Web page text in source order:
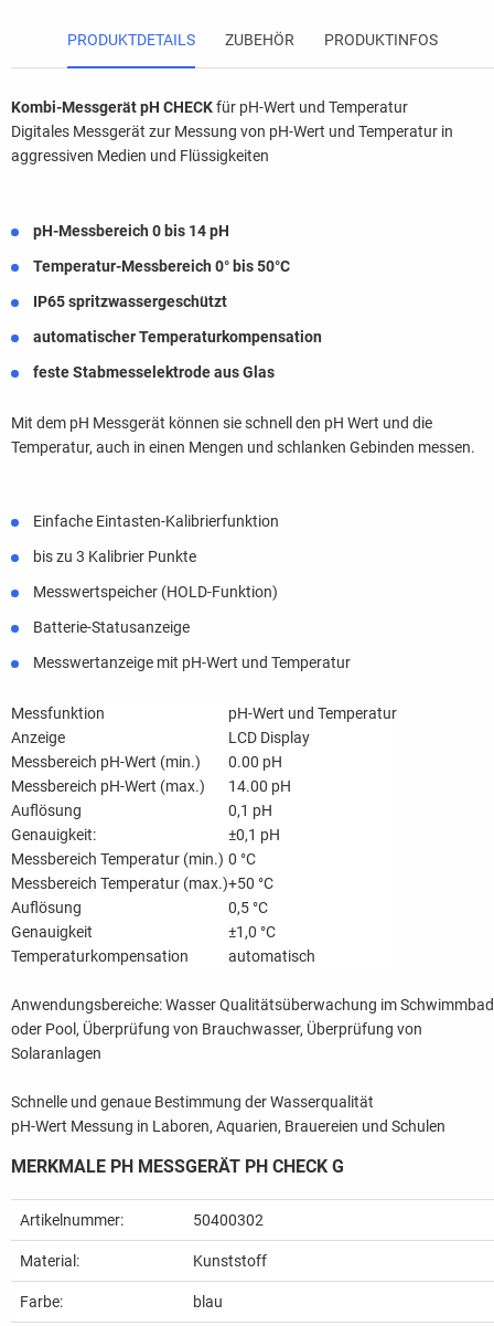
PRODUKTDETAILS ZUBEHÖR PRODUKTINFOS
Kombi-Messgerät pH CHECKfür pH-Wert und Temperatur
Digitales Messgerät zur Messung von pH-Wert und Temperatur in
aggressiven Medien und Flüssigkeiten
pH-Messbereich 0 bis 14 pH
Temperatur-Messbereich 0° bis 50°C
IP65 spritzwassergeschützt
automatischer Temperaturkompensation
feste Stabmesselektrode aus Glas
Mit dem pH Messgerät können sie schnell den pH Wert und die
Temperatur, auch in einen Mengen und schlanken Gebinden messen.
Einfache Eintasten-Kalibrierfunktion
bis zu 3 Kalibrier Punkte
Messwertspeicher (HOLD-Funktion)
Batterie-Statusanzeige
Messwertanzeige mit pH-Wert und Temperatur
Messfunktion
pH-Wert und Temperatur
Anzeige
LCD Display
Messbereich pH-Wert (min.)
0.00 pH
Messbereich pH-Wert (max.)
14.00 pH
Auflösung
0,1 pH
Genauigkeit:
±0,1 pH
Messbereich Temperatur (min.) 0 °C
Messbereich Temperatur (max.)+50 °C
Auflösung
0,5 °C
Genauigkeit
±1,0 °C
Temperaturkompensation
automatisch
Anwendungsbereiche: Wasser Qualitätsüberwachung im Schwimmbad
oder Pool, Überprüfung von Brauchwasser, Überprüfung von
Solaranlagen
Schnelle und genaue Bestimmung der Wasserqualität
pH-Wert Messung in Laboren, Aquarien, Brauereien und Schulen
MERKMALE PH MESSGERÄT PH CHECK G
Artikelnummer: 50400302
Material: Kunststoff
Farbe: blau